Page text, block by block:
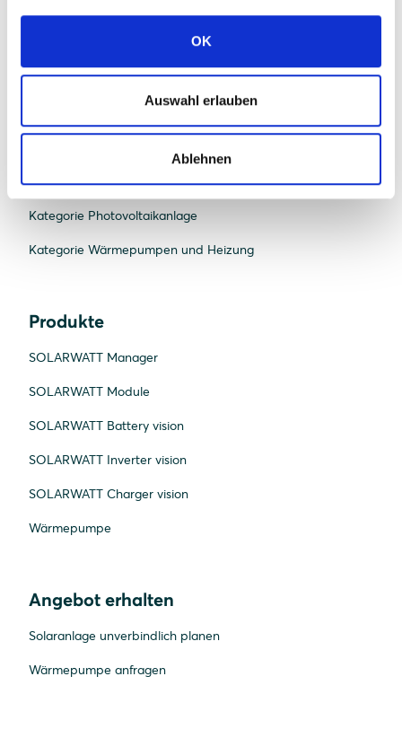
OK
Auswahl erlauben
Ablehnen
Kategorie Energiemanagement
Kategorie Nachhaltigkeit
Kategorie Photovoltaikanlage
Kategorie Wärmepumpen und Heizung
Produkte
SOLARWATT Manager
SOLARWATT Module
SOLARWATT Battery vision
SOLARWATT Inverter vision
SOLARWATT Charger vision
Wärmepumpe
Angebot erhalten
Solaranlage unverbindlich planen
Wärmepumpe anfragen